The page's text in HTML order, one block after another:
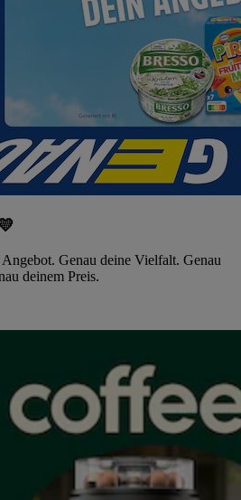
Genau deine Vielfalt. Genau
deinem Preis.